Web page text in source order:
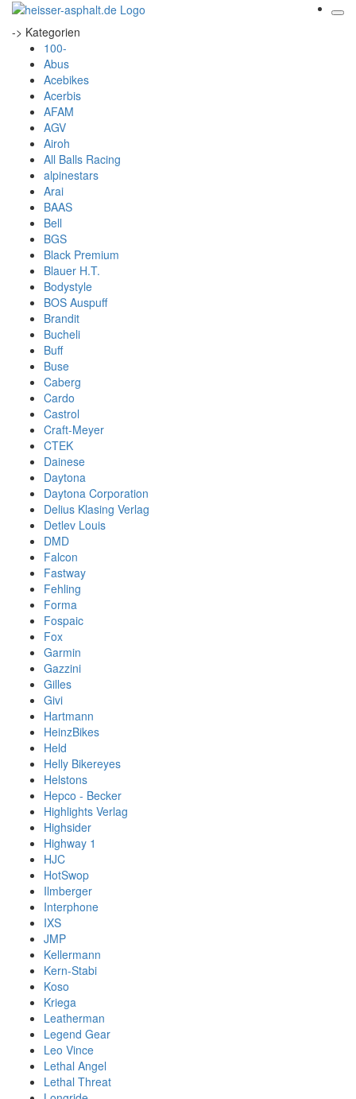
-> Kategorien
100-
Abus
Acebikes
Acerbis
AFAM
AGV
Airoh
All Balls Racing
alpinestars
Arai
BAAS
Bell
BGS
Black Premium
Blauer H.T.
Bodystyle
BOS Auspuff
Brandit
Bucheli
Buff
Buse
Caberg
Cardo
Castrol
Craft-Meyer
CTEK
Dainese
Daytona
Daytona Corporation
Delius Klasing Verlag
Detlev Louis
DMD
Falcon
Fastway
Fehling
Forma
Fospaic
Fox
Garmin
Gazzini
Gilles
Givi
Hartmann
HeinzBikes
Held
Helly Bikereyes
Helstons
Hepco - Becker
Highlights Verlag
Highsider
Highway 1
HJC
HotSwop
Ilmberger
Interphone
IXS
JMP
Kellermann
Kern-Stabi
Koso
Kriega
Leatherman
Legend Gear
Leo Vince
Lethal Angel
Lethal Threat